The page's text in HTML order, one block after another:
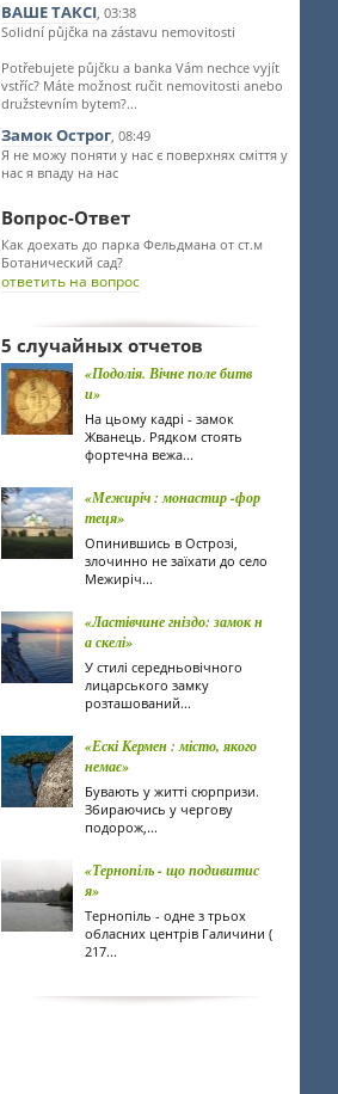
ВАШЕ ТАКСІ, 03:38
Solidní půjčka na zástavu nemovitosti
Potřebujete půjčku a banka Vám nechce vyjít
vstříc? Máte možnost ručit nemovitosti anebo
družstevním bytem?...
Замок Острог, 08:49
Я не можу поняти у нас є поверхнях сміття у
нас я впаду на нас
Вопрос-Ответ
Как доехать до парка Фельдмана от ст.м
Ботанический сад?
ответить на вопрос
5 случайных отчетов
«Подолія. Вічне поле битв
и»
На цьому кадрі - замок
Жванець. Рядком стоять
фортечна вежа...
«Межиріч : монастир -фор
теця»
Опинившись в Острозі,
злочинно не заїхати до село
Межиріч...
«Ластівчине гніздо: замок н
а скелі»
У стилі середньовічного
лицарського замку
розташований...
«Ескі Кермен : місто, якого
немає»
Бувають у житті сюрпризи.
Збираючись у чергову
подорож,...
«Тернопіль - що подивитис
я»
Тернопіль - одне з трьох
обласних центрів Галичини (
217...